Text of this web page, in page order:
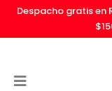
Despacho gratis en